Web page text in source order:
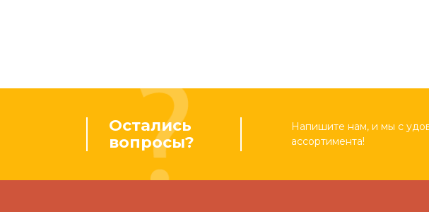
Остались
вопросы?
Напишите нам, и мы с
ассортимента!